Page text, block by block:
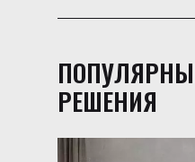
РЕШЕНИЯ